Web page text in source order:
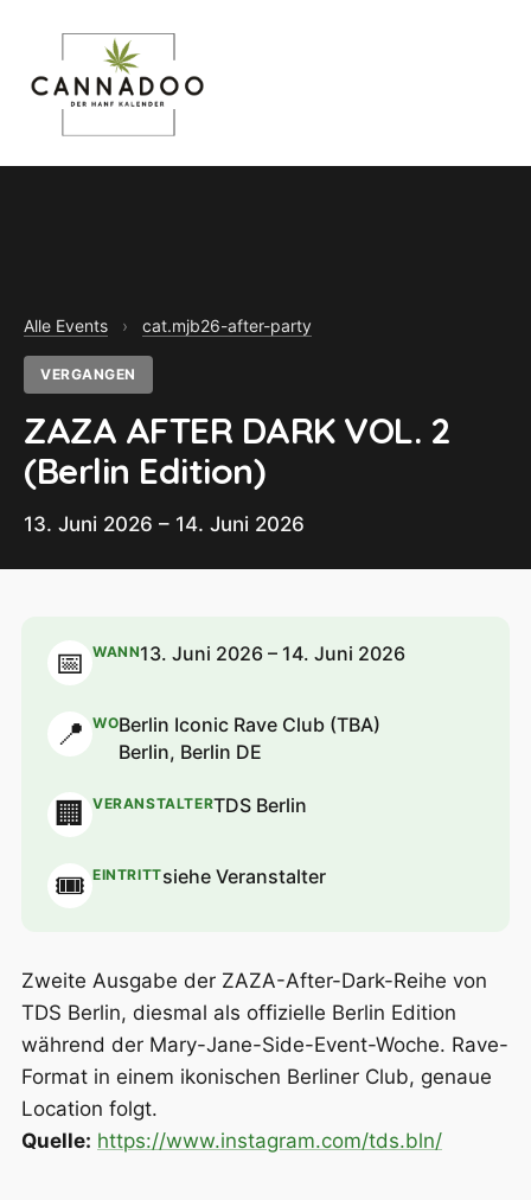
Alle Events › cat.mjb26-after-party
VERGANGEN
ZAZA AFTER DARK VOL. 2
(Berlin Edition)
13. Juni 2026 – 14. Juni 2026
📅 WANN13. Juni 2026 – 14. Juni 2026
📍 WOBerlin Iconic Rave Club (TBA)
Berlin, Berlin DE
🏢 VERANSTALTERTDS Berlin
🎟 EINTRITTsiehe Veranstalter
Zweite Ausgabe der ZAZA-After-Dark-Reihe von
TDS Berlin, diesmal als offizielle Berlin Edition
während der Mary-Jane-Side-Event-Woche. Rave-
Format in einem ikonischen Berliner Club, genaue
Location folgt.
Quelle: https://www.instagram.com/tds.bln/